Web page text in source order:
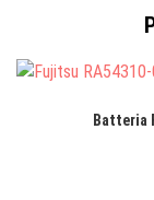
Batteria